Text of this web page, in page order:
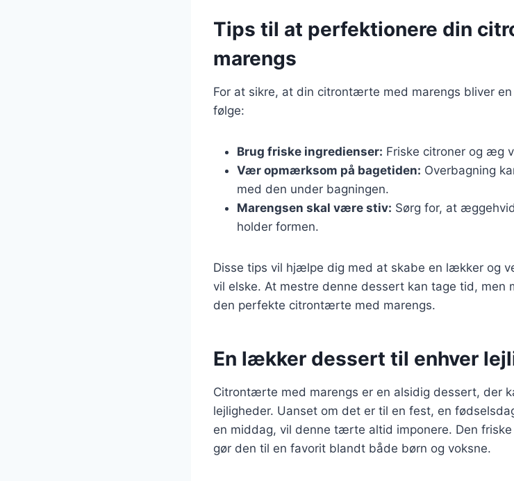
Tips til at perfektionere din
marengs
For at sikre, at din citrontærte med marengs bliver
følge:
Brug friske ingredienser: Friske citroner og æg
Vær opmærksom på bagetiden: Overbagning
med den under bagningen.
Marengsen skal være stiv: Sørg for, at
holder formen.
Disse tips vil hjælpe dig med at skabe en lækker og
vil elske. At mestre denne dessert kan tage tid, men
den perfekte citrontærte med marengs.
En lækker dessert til enhver
Citrontærte med marengs er en alsidig dessert, der
lejligheder. Uanset om det er til en fest, en
en middag, vil denne tærte altid imponere. Den
gør den til en favorit blandt både børn og voksne.